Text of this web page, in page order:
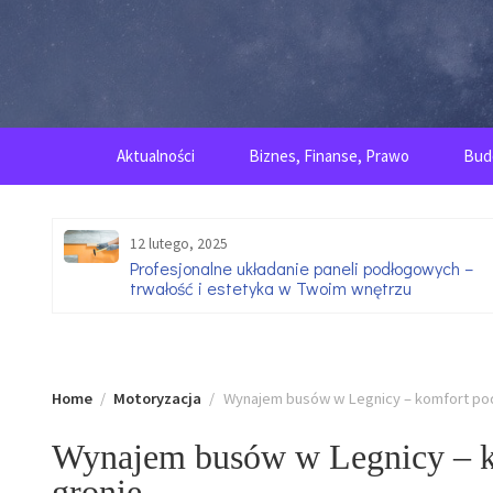
Aktualności Biznes, Finanse, Prawo
12 lutego, 2025
Profesjonalne układanie paneli podłogowych –
trwałość i estetyka w Twoim wnętrzu
Home Motoryzacja Wynajem busów w Legnicy – komfort
Wynajem busów w Legnicy –